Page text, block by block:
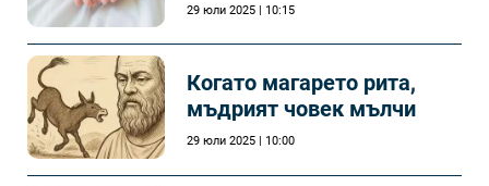
29 юли 2025 | 10:15
Когато магарето рита,
мъдрият човек мълчи
29 юли 2025 | 10:00